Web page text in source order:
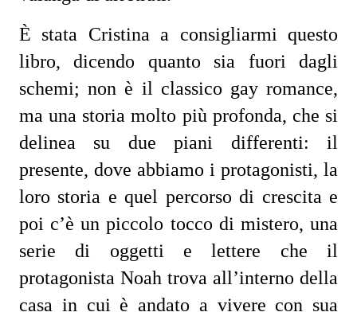
È stata Cristina a consigliarmi questo
libro, dicendo quanto sia fuori dagli
schemi; non è il classico gay romance,
ma una storia molto più profonda, che si
delinea su due piani differenti: il
presente, dove abbiamo i protagonisti, la
loro storia e quel percorso di crescita e
poi c’è un piccolo tocco di mistero, una
serie di oggetti e lettere che il
protagonista Noah trova all’interno della
casa in cui è andato a vivere con sua